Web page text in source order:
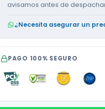
440
|
ATX2B104SSP
cantidad
avisamos antes de
¿Necesita asegurar un
PAGO 100% SEGURO